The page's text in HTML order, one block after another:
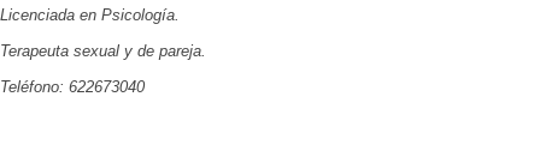
Licenciada en Psicología.
Terapeuta sexual y de pareja.
Teléfono: 622673040